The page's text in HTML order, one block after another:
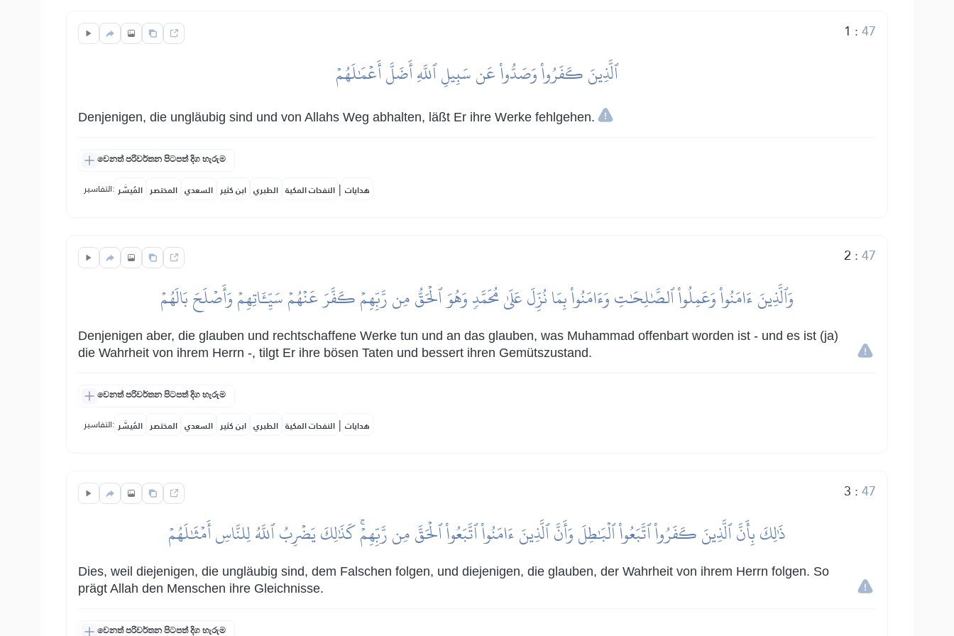
1 :47
ٱلَّذِينَ كَفَرُواْ وَصَدُّواْ عَن سَبِيلِ ٱللَّهِ أَضَلَّ أَعۡمَٰلَهُمۡ
Denjenigen, die ungläubig sind und von Allahs Weg abhalten, läßt Er ihre Werke fehlgehen.
වෙනත් පරිවර්තන පිටපත් දිග හැරුම
التفاسير: المُيسَّر المختصر السعدي ابن كثير الطبري النفحات المكية | هدايات
2 :47
وَٱلَّذِينَ ءَامَنُواْ وَعَمِلُواْ ٱلصَّٰلِحَٰتِ وَءَامَنُواْ بِمَا نُزِّلَ عَلَىٰ مُحَمَّدٖ وَهُوَ ٱلۡحَقُّ مِن رَّبِّهِمۡ كَفَّرَ عَنۡهُمۡ سَيِّـَٔاتِهِمۡ وَأَصۡلَحَ بَالَهُمۡ
Denjenigen aber, die glauben und rechtschaffene Werke tun und an das glauben, was Muhammad offenbart worden ist - und es ist (ja)
die Wahrheit von ihrem Herrn -, tilgt Er ihre bösen Taten und bessert ihren Gemütszustand.
වෙනත් පරිවර්තන පිටපත් දිග හැරුම
التفاسير: المُيسَّر المختصر السعدي ابن كثير الطبري النفحات المكية | هدايات
3 :47
ذَٰلِكَ بِأَنَّ ٱلَّذِينَ كَفَرُواْ ٱتَّبَعُواْ ٱلۡبَٰطِلَ وَأَنَّ ٱلَّذِينَ ءَامَنُواْ ٱتَّبَعُواْ ٱلۡحَقَّ مِن رَّبِّهِمۡۚ كَذَٰلِكَ يَضۡرِبُ ٱللَّهُ لِلنَّاسِ أَمۡثَٰلَهُمۡ
Dies, weil diejenigen, die ungläubig sind, dem Falschen folgen, und diejenigen, die glauben, der Wahrheit von ihrem Herrn folgen. So
prägt Allah den Menschen ihre Gleichnisse.
වෙනත් පරිවර්තන පිටපත් දිග හැරුම